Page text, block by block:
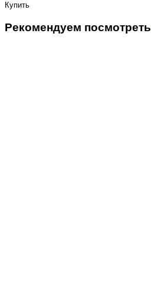
Купить
Рекомендуем посмотреть